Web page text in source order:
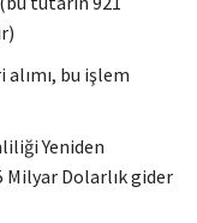
alımı, bu işlem
Yeniden
Milyar Dolarlık gider